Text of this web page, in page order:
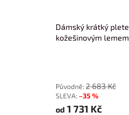
Dámský krátký
kožešinovým
2 683 Kč
–35 %
od 1 731 Kč